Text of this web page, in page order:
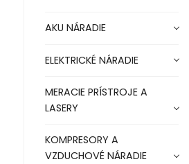
AKU NÁRADIE
ELEKTRICKÉ NÁRADIE
MERACIE PRÍSTROJE A
LASERY
KOMPRESORY A
VZDUCHOVÉ NÁRADIE